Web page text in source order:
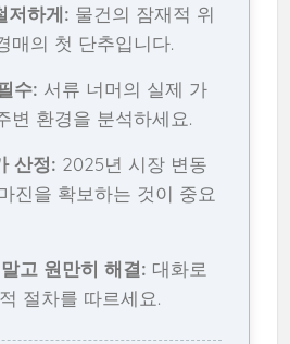
저하게: 물건의 잠재적 위
매의 첫 단추입니다.
수: 서류 너머의 실제 가
변 환경을 분석하세요.
산정: 2025년 시장 변동
진을 확보하는 것이 중요
고 원만히 해결: 대화로
절차를 따르세요.